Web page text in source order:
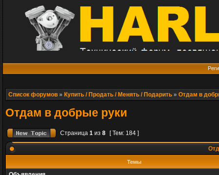
Список форумов » Купить / Продать / Менять / Подарить » Отдам в
Отдам в добрые руки
Страница 1 из 8 [ Тем: 184 ]
Темы